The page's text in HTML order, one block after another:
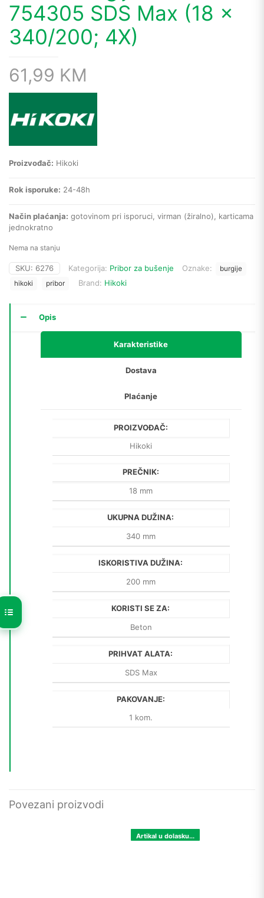
754305 SDS Max (18 x
340/200; 4X)
61,99 KM
Proizvođač: Hikoki
Rok isporuke: 24-48h
Način plaćanja: gotovinom pri isporuci, virman (žiralno), karticama
jednokratno
Nema na stanju
SKU: 6276 Kategorija: Pribor za bušenje Oznake:
burgije
hikoki
pribor Brand: Hikoki
Opis
Karakteristike
Dostava
Plaćanje
PROIZVOĐAČ:
Hikoki
PREČNIK:
18 mm
UKUPNA DUŽINA:
340 mm
ISKORISTIVA DUŽINA:
200 mm
KORISTI SE ZA:
Beton
PRIHVAT ALATA:
SDS Max
PAKOVANJE:
1 kom.
Povezani proizvodi
Artikal u dolasku...